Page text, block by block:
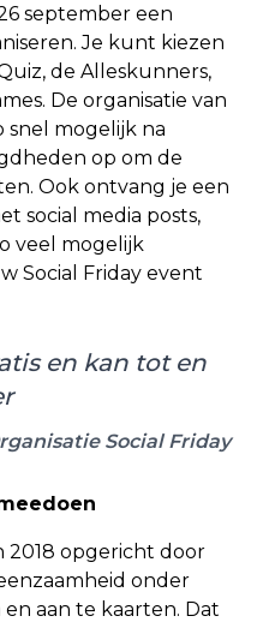
september een
Je kunt kiezen
de Alleskunners,
De organisatie van
snel mogelijk na
op om de
Ook ontvang je een
social media posts,
veel mogelijk
Social Friday event
en kan tot en
Social Friday
2018 opgericht door
onder
aan te kaarten. Dat